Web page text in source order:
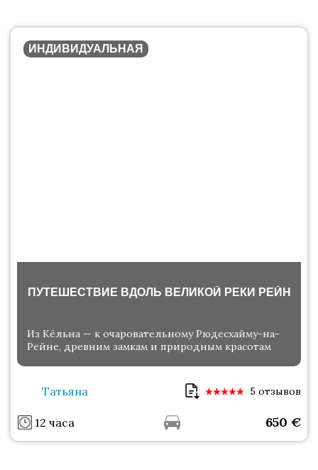
ИНДИВИДУАЛЬНАЯ
ПУТЕШЕСТВИЕ ВДОЛЬ ВЕЛИКОЙ РЕКИ РЕЙН
Из Кёльна — к очаровательному Рюдесхайму-на-
Рейне, древним замкам и природным красотам
Татьяна 5 отзывов
12 часа 650 €